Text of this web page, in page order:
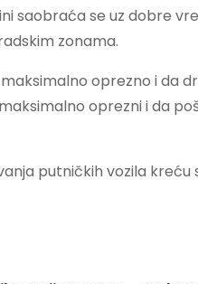
saobraća se uz dobre
zonama.
oprezno i da
oprezni i da
putničkih vozila kreću